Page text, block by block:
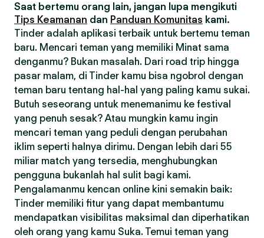
Saat bertemu orang lain, jangan lupa mengikuti
Tips Keamanan dan Panduan Komunitas kami.
Tinder adalah aplikasi terbaik untuk bertemu teman
baru. Mencari teman yang memiliki Minat sama
denganmu? Bukan masalah. Dari road trip hingga
pasar malam, di Tinder kamu bisa ngobrol dengan
teman baru tentang hal-hal yang paling kamu sukai.
Butuh seseorang untuk menemanimu ke festival
yang penuh sesak? Atau mungkin kamu ingin
mencari teman yang peduli dengan perubahan
iklim seperti halnya dirimu. Dengan lebih dari 55
miliar match yang tersedia, menghubungkan
pengguna bukanlah hal sulit bagi kami.
Pengalamanmu kencan online kini semakin baik:
Tinder memiliki fitur yang dapat membantumu
mendapatkan visibilitas maksimal dan diperhatikan
oleh orang yang kamu Suka. Temui teman yang